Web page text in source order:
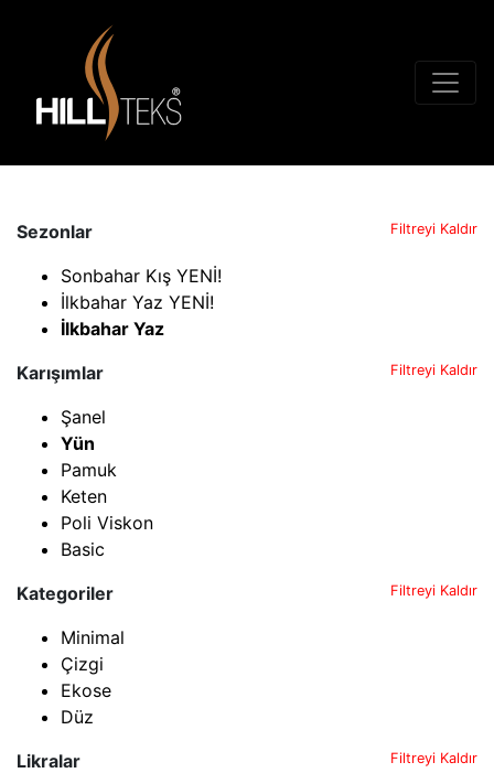
Sezonlar Filtreyi Kaldır
Sonbahar Kış YENİ!
İlkbahar Yaz YENİ!
İlkbahar Yaz
Karışımlar
Filtreyi Kaldır
Şanel
Yün
Pamuk
Keten
Poli Viskon
Basic
Kategoriler
Filtreyi Kaldır
Minimal
Çizgi
Ekose
Düz
Likralar
Filtreyi Kaldır